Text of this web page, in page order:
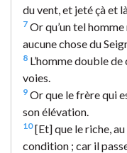
du vent, et jeté çà et
7 Or qu’un tel
aucune chose du
8 L’homme double
voies.
9 Or que le frère qui
son élévation.
10[Et] que le riche,
condition ; car il